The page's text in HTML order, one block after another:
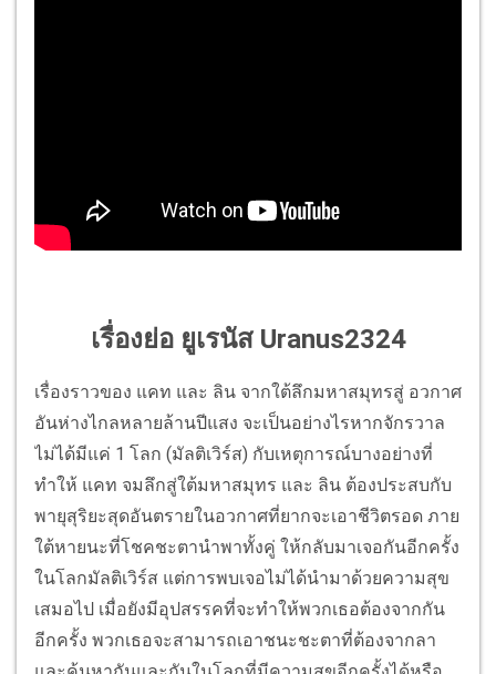
เรื่องย่อ ยูเรนัส Uranus2324
เรื่องราวของ แคท และ ลิน จากใต้ลึกมหาสมุทรสู่ อวกาศ
อันห่างไกลหลายล้านปีแสง จะเป็นอย่างไรหากจักรวาล
ไม่ได้มีแค่ 1 โลก (มัลติเวิร์ส) กับเหตุการณ์บางอย่างที่
ทำให้ แคท จมลึกสู่ใต้มหาสมุทร และ ลิน ต้องประสบกับ
พายุสุริยะสุดอันตรายในอวกาศที่ยากจะเอาชีวิตรอด ภาย
ใต้หายนะที่โชคชะตานำพาทั้งคู่ ให้กลับมาเจอกันอีกครั้ง
ในโลกมัลติเวิร์ส แต่การพบเจอไม่ได้นำมาด้วยความสุข
เสมอไป เมื่อยังมีอุปสรรคที่จะทำให้พวกเธอต้องจากกัน
อีกครั้ง พวกเธอจะสามารถเอาชนะชะตาที่ต้องจากลา